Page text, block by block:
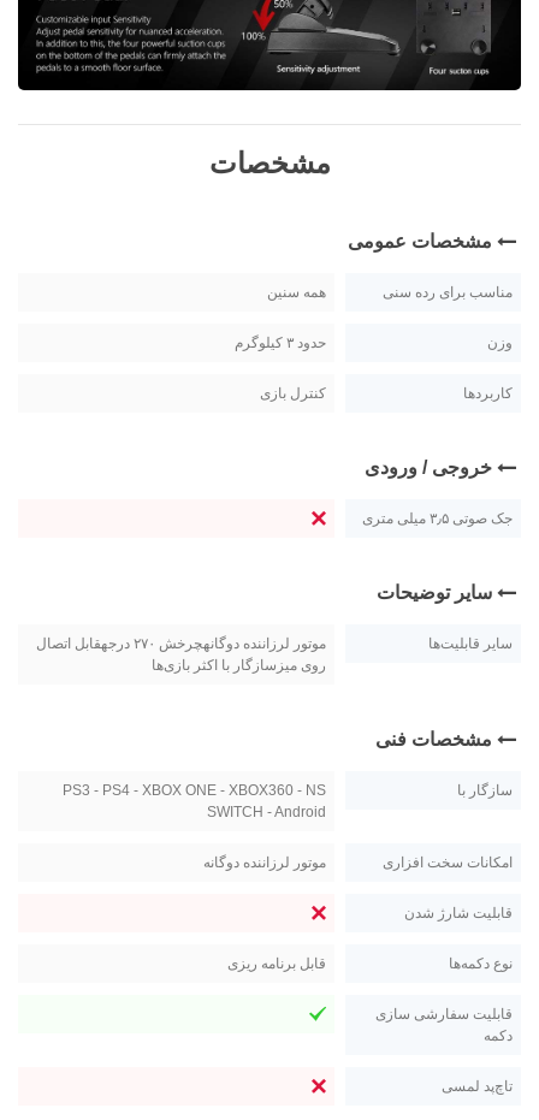
مشخصات
مشخصات عمومی
مناسب برای رده سنی همه سنین
وزن حدود ۳ کیلوگرم
کاربردها کنترل بازی
خروجی / ورودی
جک صوتی ۳٫۵ میلی متری
سایر توضیحات
سایر قابلیت‌ها
موتور لرزاننده دوگانهچرخش ۲۷۰ درجهقابل اتصال
روی میزسازگار با اکثر بازی‌ها
مشخصات فنی
سازگار با
PS3 - PS4 - XBOX ONE - XBOX360 - NS
SWITCH - Android
امکانات سخت افزاری موتور لرزاننده دوگانه
قابلیت شارژ شدن
نوع دکمه‌ها قابل برنامه ریزی
قابلیت سفارشی سازی
دکمه
تاچ‌پد لمسی